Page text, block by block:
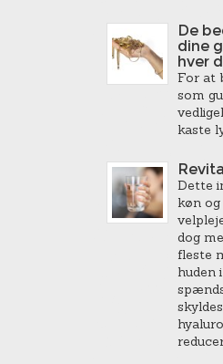
De
dine
hver
For at
som
kaste
Dette
køn
dog
fleste
huden